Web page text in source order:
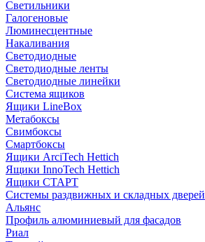
Светильники
Галогеновые
Люминесцентные
Накаливания
Светодиодные
Светодиодные ленты
Светодиодные линейки
Система ящиков
Ящики LineBox
Метабоксы
Свимбоксы
Смартбоксы
Ящики ArciTech Hettich
Ящики InnoTech Hettich
Ящики СТАРТ
Системы раздвижных и складных дверей
Альянс
Профиль алюминиевый для фасадов
Риал